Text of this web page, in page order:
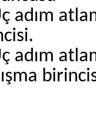
Üç
adım